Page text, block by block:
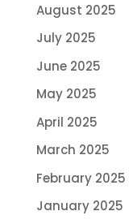
August 2025
July 2025
June 2025
May 2025
April 2025
March 2025
February 2025
January 2025